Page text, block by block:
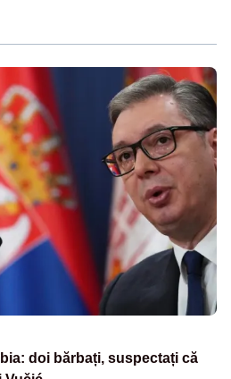
doi bărbați, suspectați că